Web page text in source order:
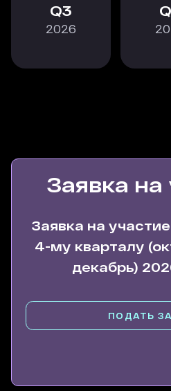
3
2026
Заявка на
Заявка на
4-му кварталу
декабрь)
ПОДАТЬ